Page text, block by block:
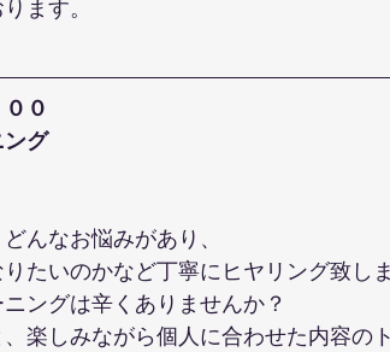
ます。
０
グ
んなお悩みがあり、
たいのかなど丁寧にヒヤリング致しま
ングは辛くありませんか？
楽しみながら個人に合わせた内容の